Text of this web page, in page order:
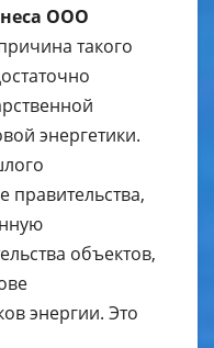
ООО
такого
энергетики.
правительства,
объектов,
энергии. Это